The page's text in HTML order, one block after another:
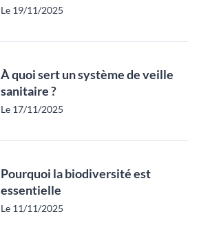
Le 19/11/2025
À quoi sert un système de veille
sanitaire ?
Le 17/11/2025
Pourquoi la biodiversité est
essentielle
Le 11/11/2025